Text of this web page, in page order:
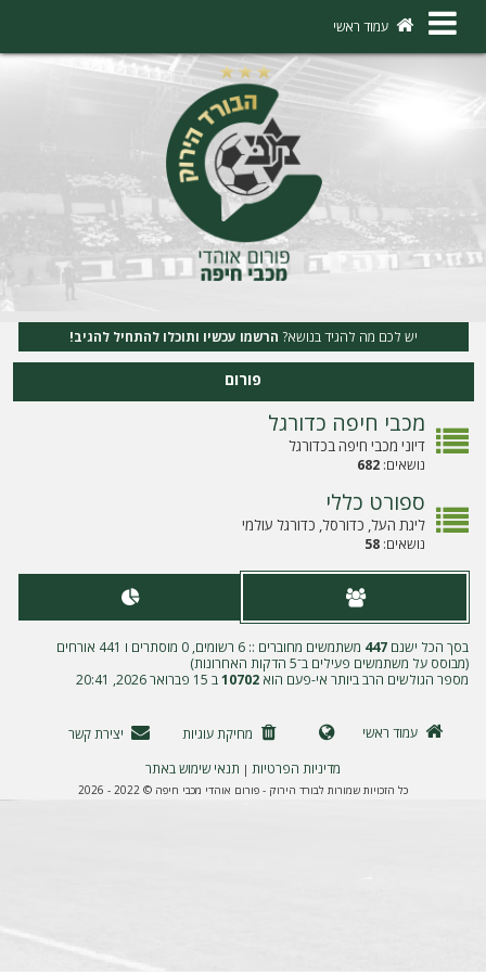
×
ו
ה
ר
ש
מ
עמוד ראשי
יש לכם מה להגיד בנושא? הרשמו עכשיו ותוכלו להתחיל להגיב!
פורום
מכבי חיפה כדורגל
דיוני מכבי חיפה בכדורגל
נושאים:682
ספורט כללי
ליגת העל, כדורסל, כדורגל עולמי
נושאים:58
בסך הכל ישנם447
משתמשים מחוברים :: 6 רשומים, 0 מוסתרים ו 441 אורחים
(מבוסס על משתמשים פעילים ב־5 הדקות האחרונות)
מספר הגולשים הרב ביותר אי-פעם הוא10702ב 15 פברואר 2026, 20:41
עמוד ראשי מחיקת עוגיות
יצירת קשר
מדיניות הפרטיות | תנאי שימוש באתר
כל הזכויות שמורות לבורד הירוק - פורום אוהדי מכבי חיפה © 2022 - 2026